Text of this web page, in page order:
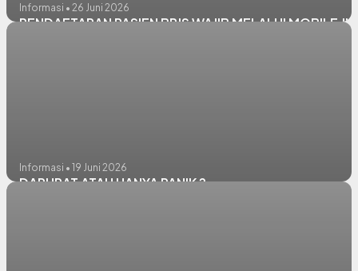
Informasi • 26 Juni 2026
PENDAFTARAN PASIEN BPJS WAJIB MELALUI MOBILE
Informasi • 19 Juni 2026
DARURAT ATAU HANYA PANIK ?